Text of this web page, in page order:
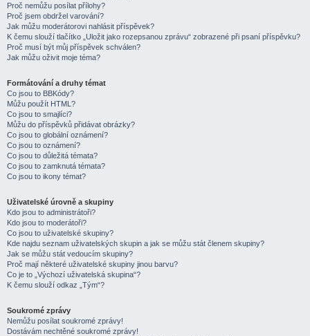
Proč nemůžu posílat přílohy?
Proč jsem obdržel varování?
Jak můžu moderátorovi nahlásit příspěvek?
K čemu slouží tlačítko „Uložit jako rozepsanou zprávu“ zobrazené při psaní příspěvku?
Proč musí být můj příspěvek schválen?
Jak můžu oživit moje téma?
Formátování a druhy témat
Co jsou to BBKódy?
Můžu použít HTML?
Co jsou to smajlíci?
Můžu do příspěvků přidávat obrázky?
Co jsou to globální oznámení?
Co jsou to oznámení?
Co jsou to důležitá témata?
Co jsou to zamknutá témata?
Co jsou to ikony témat?
Uživatelské úrovně a skupiny
Kdo jsou to administrátoři?
Kdo jsou to moderátoři?
Co jsou to uživatelské skupiny?
Kde najdu seznam uživatelských skupin a jak se můžu stát členem skupiny?
Jak se můžu stát vedoucím skupiny?
Proč mají některé uživatelské skupiny jinou barvu?
Co je to „Výchozí uživatelská skupina“?
K čemu slouží odkaz „Tým“?
Soukromé zprávy
Nemůžu posílat soukromé zprávy!
Dostávám nechtěné soukromé zprávy!